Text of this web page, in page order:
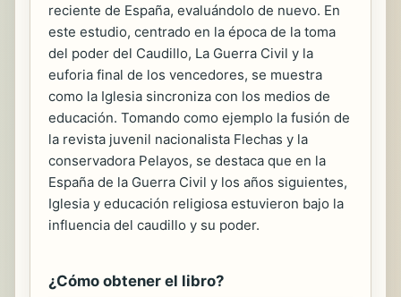
reciente de España, evaluándolo de nuevo. En
este estudio, centrado en la época de la toma
del poder del Caudillo, La Guerra Civil y la
euforia final de los vencedores, se muestra
como la Iglesia sincroniza con los medios de
educación. Tomando como ejemplo la fusión de
la revista juvenil nacionalista Flechas y la
conservadora Pelayos, se destaca que en la
España de la Guerra Civil y los años siguientes,
Iglesia y educación religiosa estuvieron bajo la
influencia del caudillo y su poder.
¿Cómo obtener el libro?